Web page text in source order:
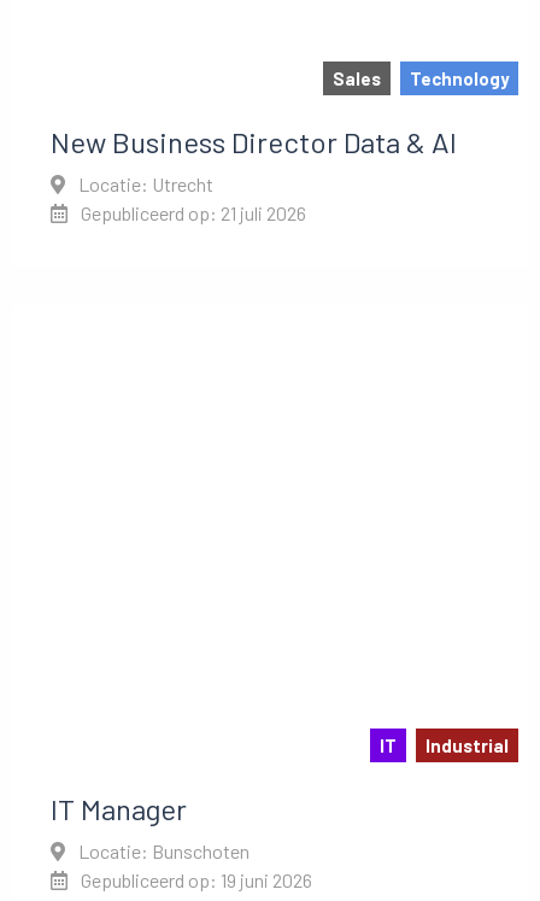
Sales Technology
New Business Director Data & AI
Locatie: Utrecht
Gepubliceerd op: 21 juli 2026
IT Industrial
IT Manager
Locatie: Bunschoten
Gepubliceerd op: 19 juni 2026